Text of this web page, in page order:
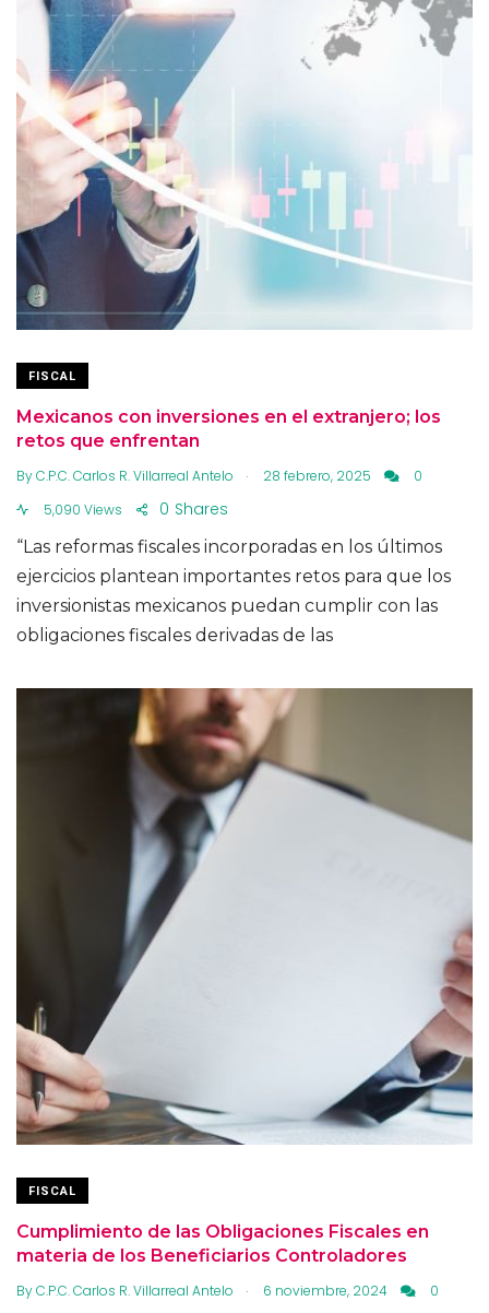
FISCAL
Mexicanos con inversiones en el extranjero; los
retos que enfrentan
ByC.P.C. Carlos R. Villarreal Antelo . 28 febrero, 2025
0
5,090 Views
Shares
0
“Las reformas fiscales incorporadas en los últimos
ejercicios plantean importantes retos para que los
inversionistas mexicanos puedan cumplir con las
obligaciones fiscales derivadas de las
FISCAL
Cumplimiento de las Obligaciones Fiscales en
materia de los Beneficiarios Controladores
ByC.P.C. Carlos R. Villarreal Antelo . 6 noviembre, 2024 0